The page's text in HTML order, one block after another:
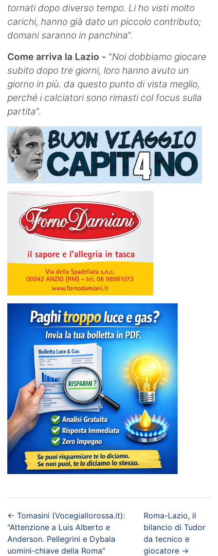
tornati dopo diverso tempo. Li ho visti molto
carichi, hanno già dato un piccolo contributo;
domani saranno in panchina”.
Come arriva la Lazio - "Noi dobbiamo giocare
subito dopo tre giorni, loro hanno avuto un
giorno in più. da questo punto di vista meglio,
perché i calciatori sono rimasti col focus sulla
partita".
← Tomasini (Vocegiallorossa.it):
"Attenzione a Luis Alberto e
Anderson. Pellegrini e Dybala
uomini-chiave della Roma"
Roma-Lazio, il
bilancio di Tudor
da tecnico e
giocatore →